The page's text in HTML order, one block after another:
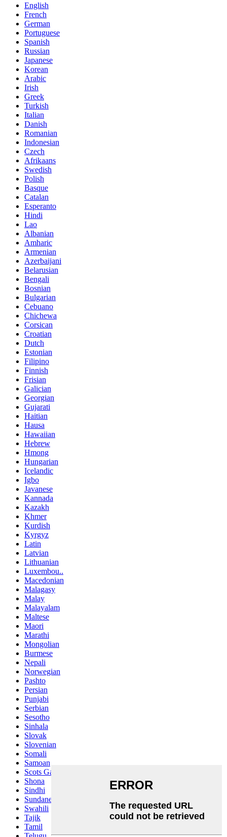
English
French
German
Portuguese
Spanish
Russian
Japanese
Korean
Arabic
Irish
Greek
Turkish
Italian
Danish
Romanian
Indonesian
Czech
Afrikaans
Swedish
Polish
Basque
Catalan
Esperanto
Hindi
Lao
Albanian
Amharic
Armenian
Azerbaijani
Belarusian
Bengali
Bosnian
Bulgarian
Cebuano
Chichewa
Corsican
Croatian
Dutch
Estonian
Filipino
Finnish
Frisian
Galician
Georgian
Gujarati
Haitian
Hausa
Hawaiian
Hebrew
Hmong
Hungarian
Icelandic
Igbo
Javanese
Kannada
Kazakh
Khmer
Kurdish
Kyrgyz
Latin
Latvian
Lithuanian
Luxembou..
Macedonian
Malagasy
Malay
Malayalam
Maltese
Maori
Marathi
Mongolian
Burmese
Nepali
Norwegian
Pashto
Persian
Punjabi
Serbian
Sesotho
Sinhala
Slovak
Slovenian
Somali
Samoan
Scots Gaelic
Shona
Sindhi
Sundanese
Swahili
Tajik
Tamil